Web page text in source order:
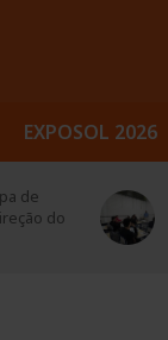
EXPOSOL 2026
de
do